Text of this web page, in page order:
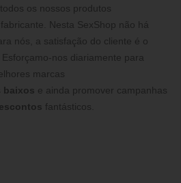
os nossos produtos
Nesta SexShop não há
nós, a satisfação do cliente é o
nos diariamente para
marcas
baixos e ainda promover campanhas
fantásticos.